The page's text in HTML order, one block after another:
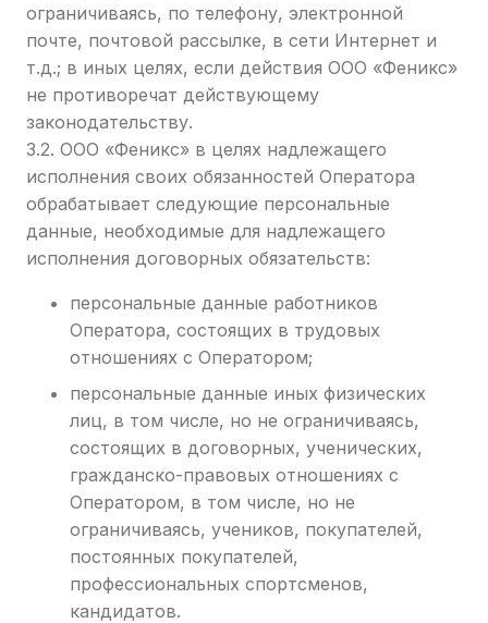
ограничиваясь, по телефону, электронной
почте, почтовой рассылке, в сети Интернет и
т.д.; в иных целях, если действия ООО «Феникс»
не противоречат действующему
законодательству.
3.2. ООО «Феникс» в целях надлежащего
исполнения своих обязанностей Оператора
обрабатывает следующие персональные
данные, необходимые для надлежащего
исполнения договорных обязательств:
персональные данные работников
Оператора, состоящих в трудовых
отношениях с Оператором;
персональные данные иных физических
лиц, в том числе, но не ограничиваясь,
состоящих в договорных, ученических,
гражданско-правовых отношениях с
Оператором, в том числе, но не
ограничиваясь, учеников, покупателей,
постоянных покупателей,
профессиональных спортсменов,
кандидатов.